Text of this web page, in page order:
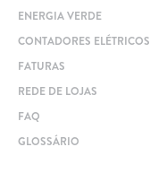
ENERGIA VERDE
CONTADORES ELÉTRICOS
FATURAS
REDE DE LOJAS
FAQ
GLOSSÁRIO